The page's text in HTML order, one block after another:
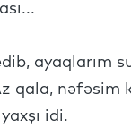
ayaqlarım
qala, nəfəsim
idi.